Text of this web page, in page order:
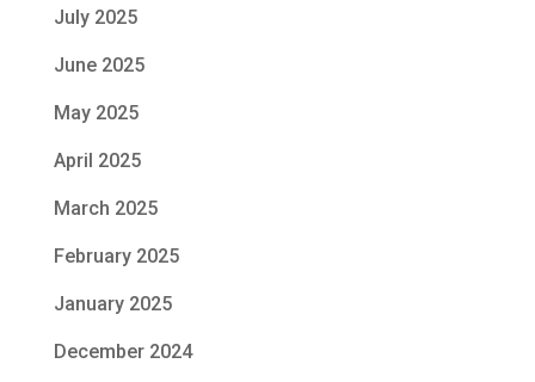
July 2025
June 2025
May 2025
April 2025
March 2025
February 2025
January 2025
December 2024